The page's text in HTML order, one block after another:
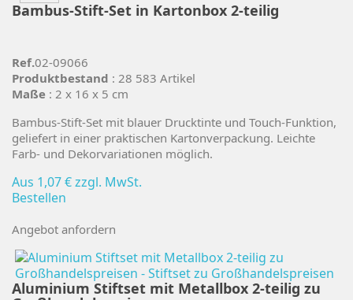
Bambus-Stift-Set in Kartonbox 2-teilig
Ref.02-09066
Produktbestand : 28 583 Artikel
Maße : 2 x 16 x 5 cm
Bambus-Stift-Set mit blauer Drucktinte und Touch-Funktion,
geliefert in einer praktischen Kartonverpackung. Leichte
Farb- und Dekorvariationen möglich.
Aus 1,07 €zzgl. MwSt.
Bestellen
Angebot anfordern
Aluminium Stiftset mit Metallbox 2-teilig zu